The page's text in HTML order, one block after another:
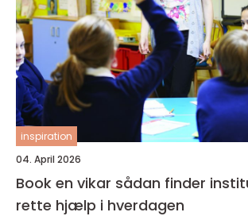
inspiration
04. April 2026
Book en vikar sådan finder institutioner den
rette hjælp i hverdagen